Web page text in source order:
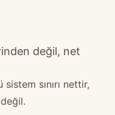
değil, net
sınırı nettir,